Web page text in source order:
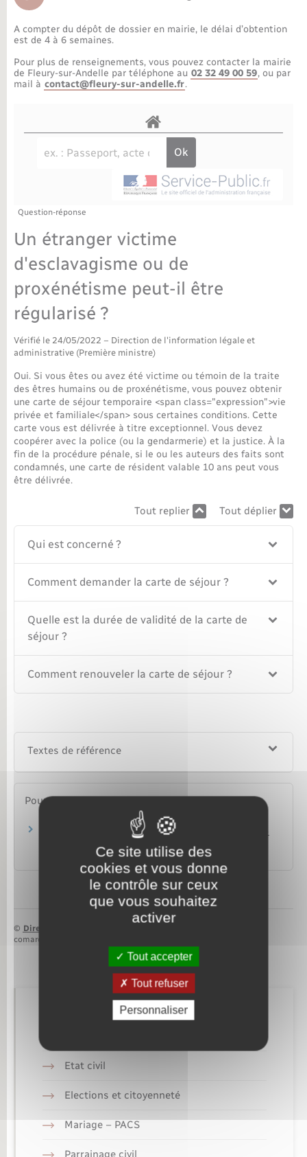
Parrainage civil
Recensement militaire
Petite enfance
Info jeunes
Associations
Bibliothèques
Sport
Tourisme
Nouvelle activité
Numérique
Organisation d’événement
Sécurité - Prévention
Seniors
Transports
Bornes de recharge électrique
Voirie et espace public
Travaux - Autorisation d’occupation de l’espace
public
Publications
Agenda
La Communauté de communes
A compter du dépôt de dossier en mairie, le délai d’obtention
est de 4 à 6 semaines.
Pour plus de renseignements, vous pouvez contacter la mairie
de Fleury-sur-Andelle par téléphone au 02 32 49 00 59, ou par
mail à contact@fleury-sur-andelle.fr.
Question-réponse
Un étranger victime
d'esclavagisme ou de
proxénétisme peut-il être
régularisé ?
Vérifié le 24/05/2022 – Direction de l'information légale et
administrative (Première ministre)
Oui. Si vous êtes ou avez été victime ou témoin de la traite
des êtres humains ou de proxénétisme, vous pouvez obtenir
une carte de séjour temporaire <span class="expression">vie
privée et familiale</span> sous certaines conditions. Cette
carte vous est délivrée à titre exceptionnel. Vous devez
coopérer avec la police (ou la gendarmerie) et la justice. À la
fin de la procédure pénale, si le ou les auteurs des faits sont
condamnés, une carte de résident valable 10 ans peut vous
être délivrée.
Tout replier Tout déplier
Qui est concerné ?
Comment demander la carte de séjour ?
Quelle est la durée de validité de la carte de
séjour ?
Comment renouveler la carte de séjour ?
Textes de référence
Pour en savoir plus
Site du dispositif d'accueil et de protection des
victimes de la traite (AC.SÉ)
Dispositif national AC.SÉ
© Direction de l’information légale et administrative
comarquage developpé par
Retrouvez aussi
Etat civil
Elections et citoyenneté
Mariage – PACS
Parrainage civil
Ce site utilise des
cookies et vous donne
le contrôle sur ceux
que vous souhaitez
activer
Tout accepter
Tout refuser
Personnaliser